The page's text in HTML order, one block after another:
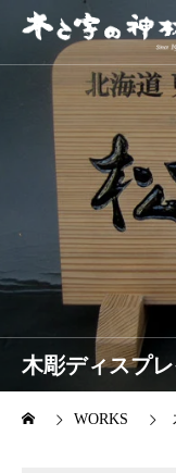
木彫ディスプレ
WORKS